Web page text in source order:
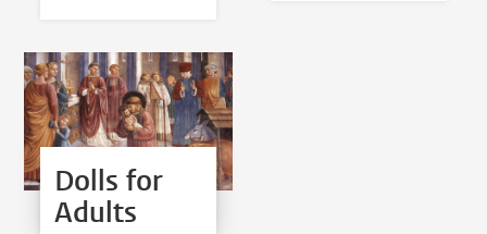
Dolls for
Adults